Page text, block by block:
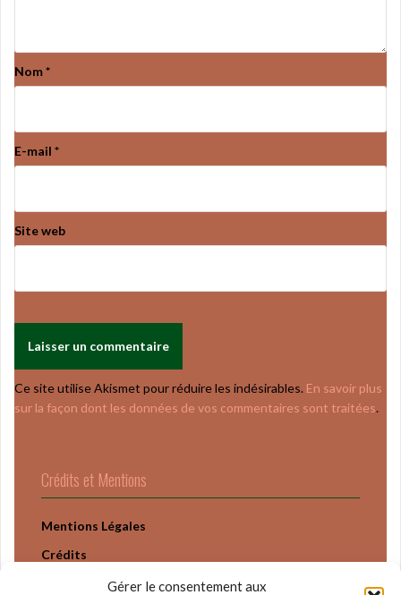
Gérer le consentement aux
Nom*
E-mail *
Site web
Ce site utilise Akismet pour réduire les indésirables. En savoir plus
sur la façon dont les données de vos commentaires sont traitées.
Crédits et Mentions
Mentions Légales
Crédits
Politique Confidentialité